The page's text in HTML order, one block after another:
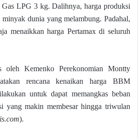
Gas LPG 3 kg. Dalihnya, harga produksi
dunia yang melambung. Padahal,
menaikkan harga Pertamax di seluruh
oleh Kemenko Perekonomian Montty
rencana kenaikan harga BBM
untuk dapat memangkas beban
yang makin membesar hingga triwulan
).